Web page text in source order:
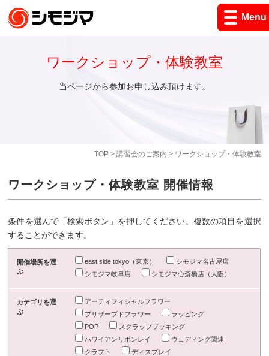
Menu
TOP> 講習会のご案内 > ワークショップ・体験教室
ワークショップ・体験教室
当ページから参加お申し込み頂けます。
ワークショップ・体験教室 開催情報
条件を選んで「検索ボタン」を押してください。複数の項目を選択
することができます。
開催場所を選
ぶ
east side tokyo（東京）
シモジマ名古屋店
シモジマ岐阜店
シモジマ心斎橋店（大阪）
カテゴリを選
ぶ
アーティフィシャルフラワー
プリザーブドフラワー
ラッピング
POP
スクラップブッキング
ハワイアンリボンレイ
ウェディング関連
クラフト
ディスプレイ